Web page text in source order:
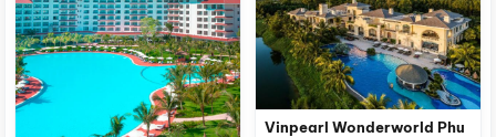
Vinpearl Wonderworld Phu